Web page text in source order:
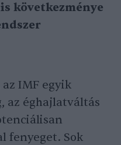
következménye
IMF egyik
az éghajlatváltás
fenyeget. Sok